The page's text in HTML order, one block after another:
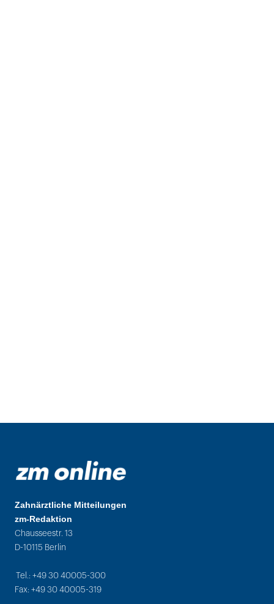
Zahnärztliche Mitteilungen
zm-Redaktion
Chausseestr. 13
D-10115 Berlin
Tel.: +49 30 40005-300
Fax: +49 30 40005-319